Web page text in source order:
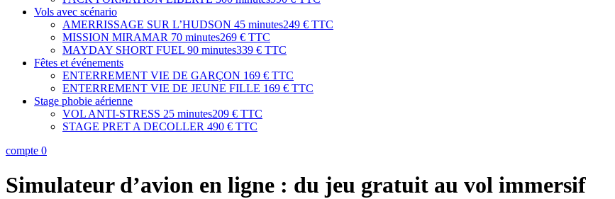
Vols avec scénario
AMERRISSAGE SUR L’HUDSON 45 minutes249 € TTC
MISSION MIRAMAR 70 minutes269 € TTC
MAYDAY SHORT FUEL 90 minutes339 € TTC
Fêtes et événements
ENTERREMENT VIE DE GARÇON 169 € TTC
ENTERREMENT VIE DE JEUNE FILLE 169 € TTC
Stage phobie aérienne
VOL ANTI-STRESS 25 minutes209 € TTC
STAGE PRET A DECOLLER 490 € TTC
compte 0
Simulateur d’avion en ligne : du jeu gratuit au vol immersif